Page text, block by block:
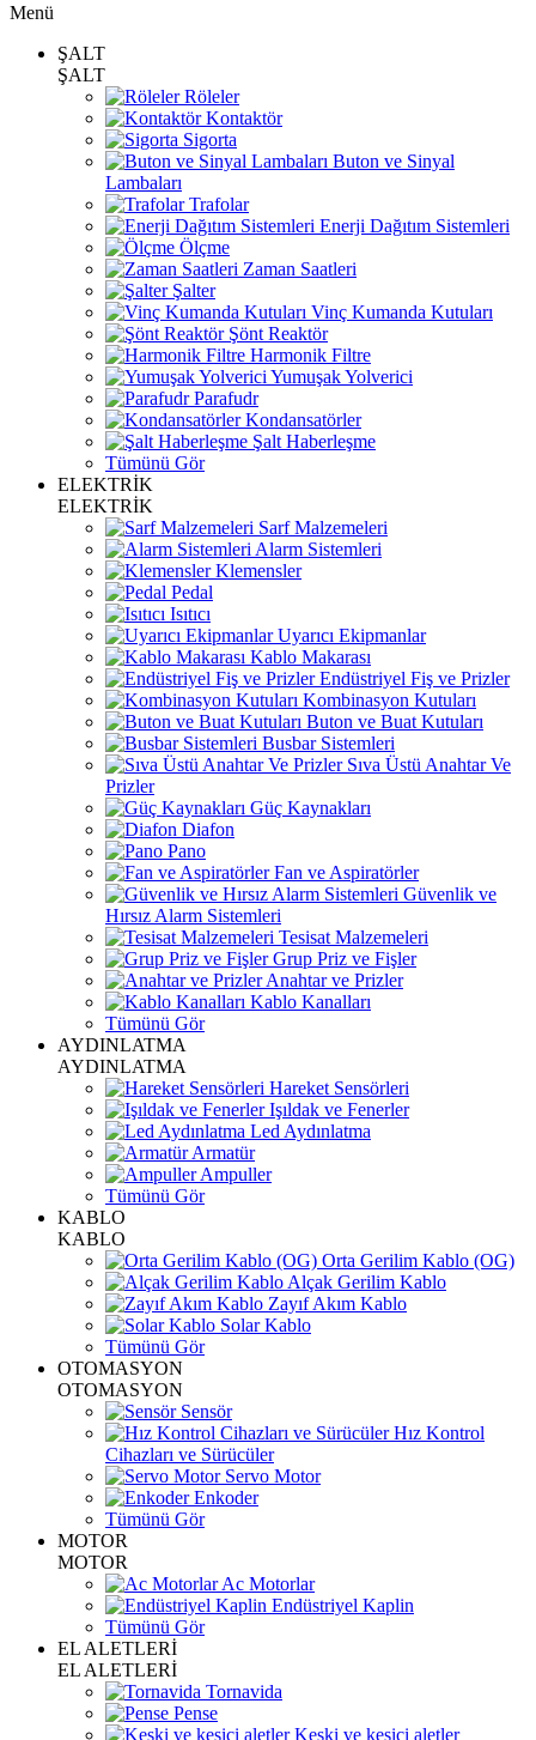
Menü
ŞALT
ŞALT
Röleler
Kontaktör
Sigorta
Buton ve Sinyal
Lambaları
Trafolar
Enerji Dağıtım Sistemleri
Ölçme
Zaman Saatleri
Şalter
Vinç Kumanda Kutuları
Şönt Reaktör
Harmonik Filtre
Yumuşak Yolverici
Parafudr
Kondansatörler
Şalt Haberleşme
Tümünü Gör
ELEKTRİK
ELEKTRİK
Sarf Malzemeleri
Alarm Sistemleri
Klemensler
Pedal
Isıtıcı
Uyarıcı Ekipmanlar
Kablo Makarası
Endüstriyel Fiş ve Prizler
Kombinasyon Kutuları
Buton ve Buat Kutuları
Busbar Sistemleri
Sıva Üstü Anahtar Ve
Prizler
Güç Kaynakları
Diafon
Pano
Fan ve Aspiratörler
Güvenlik ve
Hırsız Alarm Sistemleri
Tesisat Malzemeleri
Grup Priz ve Fişler
Anahtar ve Prizler
Kablo Kanalları
Tümünü Gör
AYDINLATMA
AYDINLATMA
Hareket Sensörleri
Işıldak ve Fenerler
Led Aydınlatma
Armatür
Ampuller
Tümünü Gör
KABLO
KABLO
Orta Gerilim Kablo (OG)
Alçak Gerilim Kablo
Zayıf Akım Kablo
Solar Kablo
Tümünü Gör
OTOMASYON
OTOMASYON
Sensör
Hız Kontrol
Cihazları ve Sürücüler
Servo Motor
Enkoder
Tümünü Gör
MOTOR
MOTOR
Ac Motorlar
Endüstriyel Kaplin
Tümünü Gör
EL ALETLERİ
EL ALETLERİ
Tornavida
Pense
Keski ve kesici aletler